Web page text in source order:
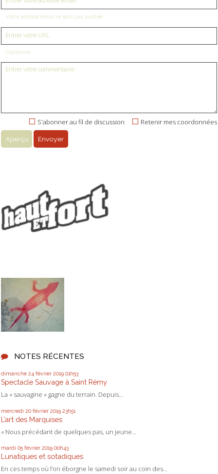
NOTES RÉCENTES
dimanche 24 février 2019 01h53
Spectacle Sauvage à Saint Rémy
La « sauvagine » gagne du terrain. Depuis...
mercredi 20 février 2019 23h51
L’art des Marquises
« Nous précédant de quelques pas, un jeune...
mardi 05 février 2019 00h43
Lunatiques et sotadiques
En ces temps où l’on éborgne le samedi soir au coin des...
Votre adresse email ne sera pas publiée
Optionnel
Retenir mes coordonnées
S'abonner au fil de discussion